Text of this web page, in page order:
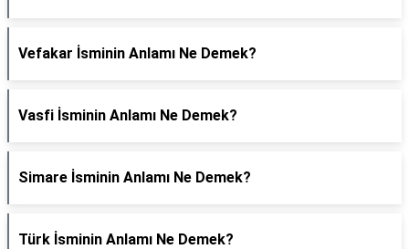
Vefakar İsminin Anlamı Ne Demek?
Vasfi İsminin Anlamı Ne Demek?
Simare İsminin Anlamı Ne Demek?
Türk İsminin Anlamı Ne Demek?